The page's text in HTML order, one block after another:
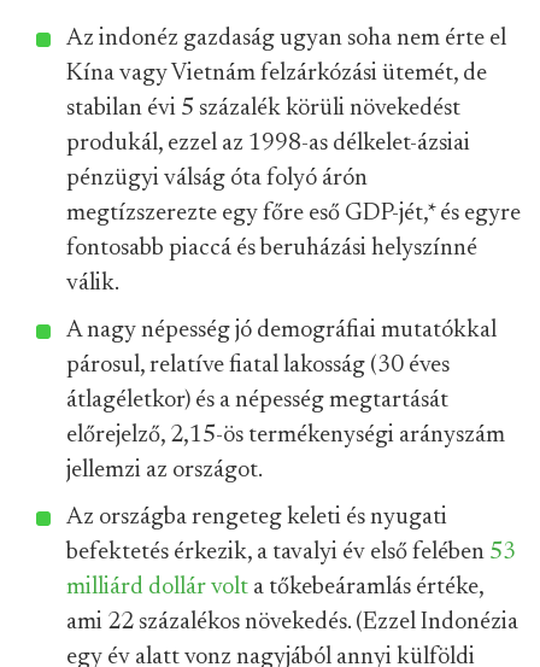
Az indonéz gazdaság ugyan soha nem érte el
Kína vagy Vietnám felzárkózási ütemét, de
stabilan évi 5 százalék körüli növekedést
produkál, ezzel az 1998-as délkelet-ázsiai
pénzügyi válság óta folyó árón
megtízszerezte egy főre eső GDP-jét,*és egyre
fontosabb piaccá és beruházási helyszínné
válik.
A nagy népesség jó demográfiai mutatókkal
párosul, relatíve fiatal lakosság (30 éves
átlagéletkor) és a népesség megtartását
előrejelző, 2,15-ös termékenységi arányszám
jellemzi az országot.
Az országba rengeteg keleti és nyugati
befektetés érkezik, a tavalyi év első felében 53
milliárd dollár volt a tőkebeáramlás értéke,
ami 22 százalékos növekedés. (Ezzel Indonézia
egy év alatt vonz nagyjából annyi külföldi